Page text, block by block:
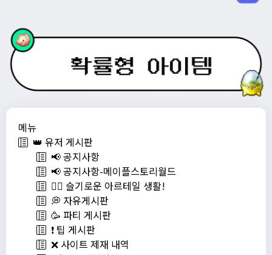
메뉴
👑 유저 게시판
📢 공지사항
📢 공지사항-메이플스토리월드
💁‍♂ 슬기로운 아르테일 생활!
💭 자유게시판
🥳 파티 게시판
❗️ 팁 게시판
❌ 사이트 제재 내역